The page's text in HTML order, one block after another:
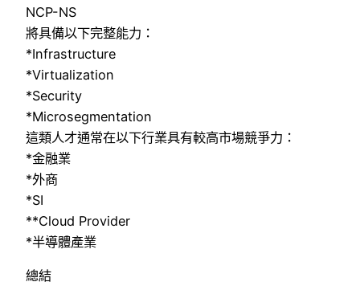
NCP-NS
將具備以下完整能力：
*Infrastructure
*Virtualization
*Security
*Microsegmentation
這類人才通常在以下行業具有較高市場競爭力：
*金融業
*外商
*SI
**Cloud Provider
*半導體產業
總結